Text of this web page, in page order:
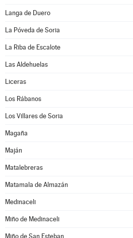
Langa de Duero
La Póveda de Soria
La Riba de Escalote
Las Aldehuelas
Liceras
Los Rábanos
Los Villares de Soria
Magaña
Maján
Matalebreras
Matamala de Almazán
Medinaceli
Miño de Medinaceli
Miño de San Esteban